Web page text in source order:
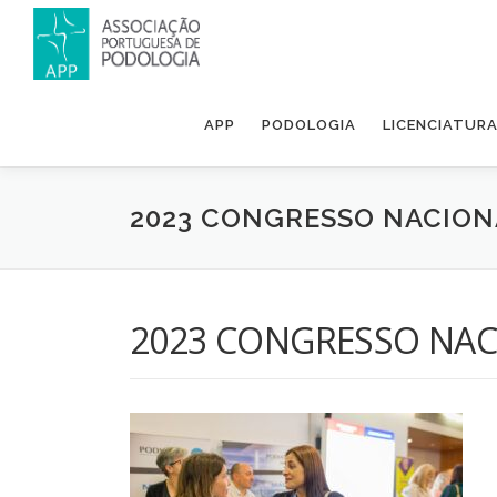
APP PODOLOGIA
2023 CONGRESSO
2023 CONGRESSO